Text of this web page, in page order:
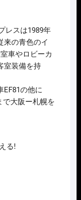
レスは1989年
来の青色のイ
車やロビーカ
室装備を持
EF81の他に
で大阪ー札幌を
る!